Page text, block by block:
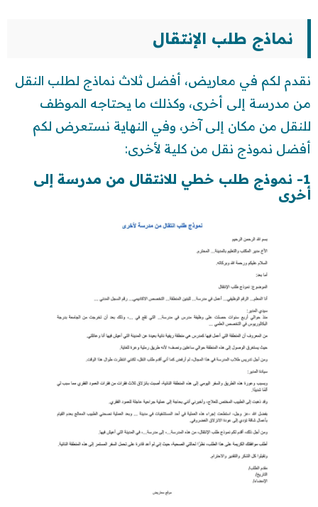
نماذج طلب الإنتقال
نقدم لكم في معاريض، أفضل ثلاث نماذج لطلب النقل
من مدرسة إلى أخرى، وكذلك ما يحتاجه الموظف
للنقل من مكان إلى آخر، وفي النهاية نستعرض لكم
أفضل نموذج نقل من كلية لأخرى:
1- نموذج طلب خطي للانتقال من مدرسة إلى
أخرى